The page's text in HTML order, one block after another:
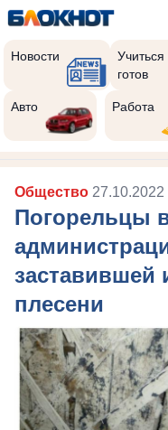
Новости
Учиться
готов
Авто Работа
Общество 27.10.2022
Погорельцы
заставившей
плесени